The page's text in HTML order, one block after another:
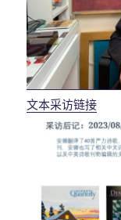
文本采访链接